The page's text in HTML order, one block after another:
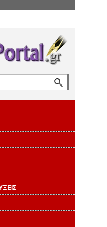
Πλοήγηση